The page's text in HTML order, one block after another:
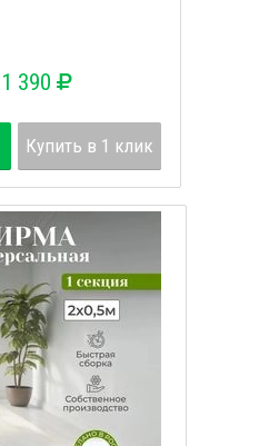
1 390
Купить в 1 клик